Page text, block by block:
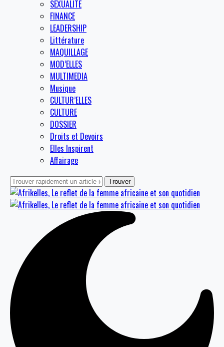
SEXUALITE
FINANCE
LEADERSHIP
Littérature
MAQUILLAGE
MOD’ELLES
MULTIMEDIA
Musique
CULTUR’ELLES
CULTURE
DOSSIER
Droits et Devoirs
Elles Inspirent
Affairage